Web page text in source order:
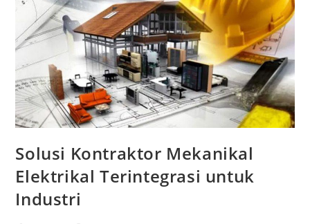
Solusi Kontraktor Mekanikal
Elektrikal Terintegrasi untuk
Industri